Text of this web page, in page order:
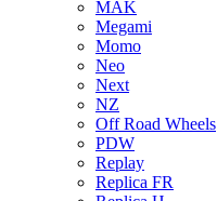
MAK
Megami
Momo
Neo
Next
NZ
Off Road Wheels
PDW
Replay
Replica FR